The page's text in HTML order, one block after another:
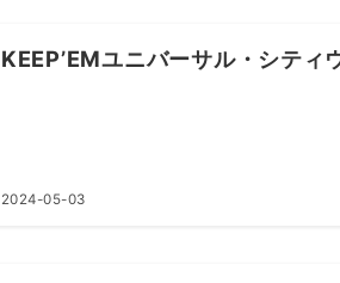
KEEP’EMユニバーサル・シテ
2024-05-03